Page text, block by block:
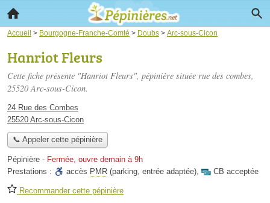
Accueil > Bourgogne-Franche-Comté > Doubs > Arc-sous-Cicon
Hanriot Fleurs
Cette fiche présente "Hanriot Fleurs", pépinière située rue des combes,
25520 Arc-sous-Cicon.
24 Rue des Combes
25520 Arc-sous-Cicon
📞 Appeler cette pépinière
Pépinière - Fermée, ouvre demain à 9h
Prestations :
accès PMR (parking, entrée adaptée), CB acceptée
Recommander cette pépinière